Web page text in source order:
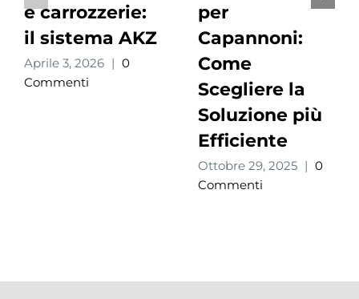
e carrozzerie:
il sistema AKZ
Aprile 3, 2026 | 0
Commenti
per
Capannoni:
Come
Scegliere la
Soluzione più
Efficiente
Ottobre 29, 2025 | 0
Commenti